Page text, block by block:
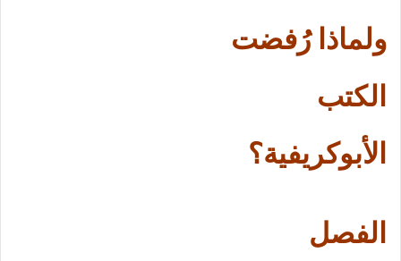
ولماذا رُفضت
الكتب
الأبوكريفية؟
الفصل